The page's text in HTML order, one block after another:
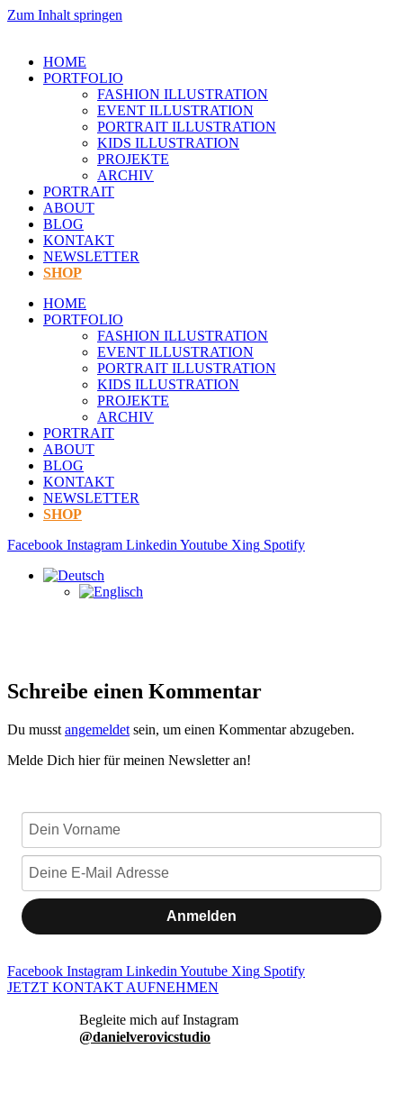
Zum Inhalt springen
HOME
PORTFOLIO
FASHION ILLUSTRATION
EVENT ILLUSTRATION
PORTRAIT ILLUSTRATION
KIDS ILLUSTRATION
PROJEKTE
ARCHIV
PORTRAIT
ABOUT
BLOG
KONTAKT
NEWSLETTER
SHOP
HOME
PORTFOLIO
FASHION ILLUSTRATION
EVENT ILLUSTRATION
PORTRAIT ILLUSTRATION
KIDS ILLUSTRATION
PROJEKTE
ARCHIV
PORTRAIT
ABOUT
BLOG
KONTAKT
NEWSLETTER
SHOP
Facebook Instagram Linkedin Youtube Xing Spotify
Schreibe einen Kommentar
Du musst angemeldet sein, um einen Kommentar abzugeben.
Melde Dich hier für meinen Newsletter an!
Anmelden
Facebook Instagram Linkedin Youtube Xing Spotify
JETZT KONTAKT AUFNEHMEN
danielverovicstudio